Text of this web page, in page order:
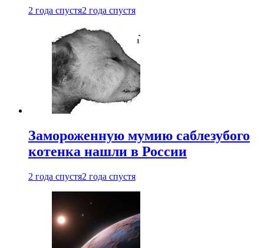
2 года спустя2 года спустя
Замороженную мумию саблезубого
котенка нашли в России
2 года спустя2 года спустя